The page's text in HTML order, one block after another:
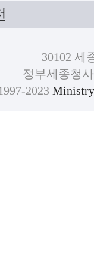
30102 세
정부세종청
2023